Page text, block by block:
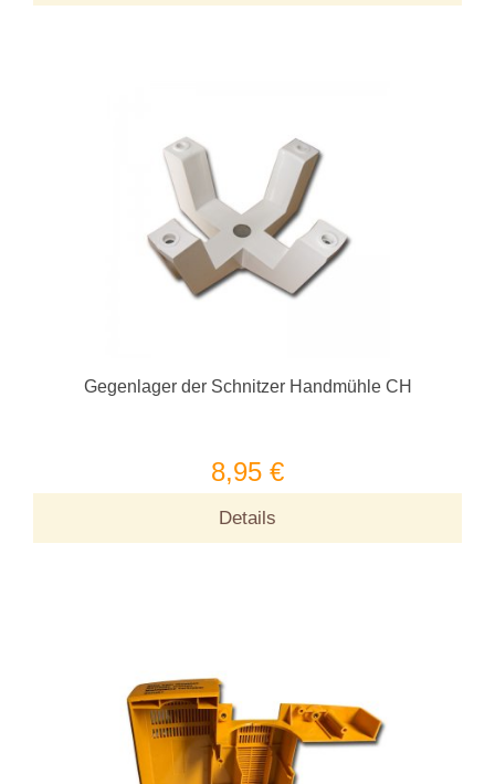
Gegenlager der Schnitzer Handmühle CH
8,95 €
Details